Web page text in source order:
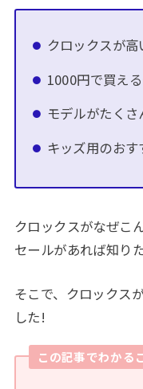
クロックスが
1000円で買え
モデルがたく
キッズ用のお
クロックスがなぜこ
セールがあれば知り
そこで、クロックス
した!
この記事でわかる